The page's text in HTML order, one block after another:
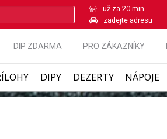
už za 20 min
zadejte adresu
DIP ZDARMA PRO ZÁKAZNÍKY
DIPY DEZERTY NÁPOJE